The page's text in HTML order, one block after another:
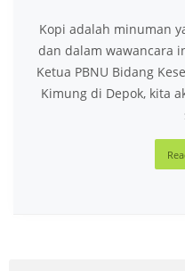
Kopi adalah minuman
dan dalam wawancara
Ketua PBNU Bidang
Kimung di Depok, kita